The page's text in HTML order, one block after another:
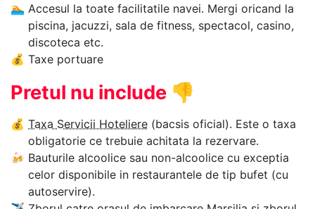
🏊‍ Accesul la toate facilitatile navei. Mergi oricand la
piscina, jacuzzi, sala de fitness, spectacol, casino,
discoteca etc.
💰 Taxe portuare
Pretul nu include 👎
💰 Taxa Servicii Hoteliere (bacsis oficial). Este o taxa
obligatorie ce trebuie achitata la rezervare.
🍻 Bauturile alcoolice sau non-alcoolice cu exceptia
celor disponibile in restaurantele de tip bufet (cu
autoservire).